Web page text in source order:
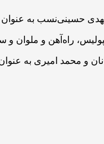
حسینی‌نسب به
راه‌آهن و ملوان و
و محمد امیری به